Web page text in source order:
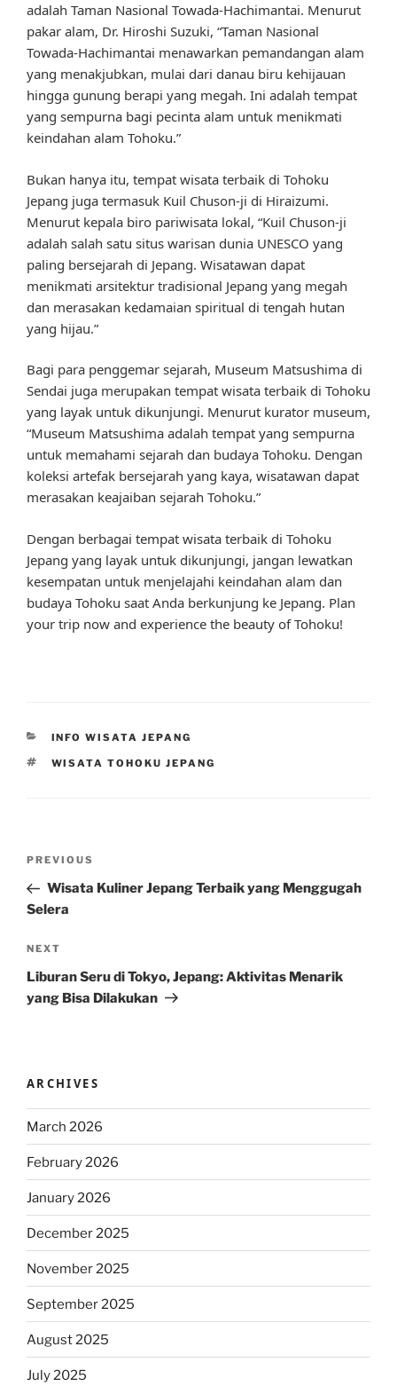
adalah Taman Nasional Towada-Hachimantai. Menurut
pakar alam, Dr. Hiroshi Suzuki, “Taman Nasional
Towada-Hachimantai menawarkan pemandangan alam
yang menakjubkan, mulai dari danau biru kehijauan
hingga gunung berapi yang megah. Ini adalah tempat
yang sempurna bagi pecinta alam untuk menikmati
keindahan alam Tohoku.”
Bukan hanya itu, tempat wisata terbaik di Tohoku
Jepang juga termasuk Kuil Chuson-ji di Hiraizumi.
Menurut kepala biro pariwisata lokal, “Kuil Chuson-ji
adalah salah satu situs warisan dunia UNESCO yang
paling bersejarah di Jepang. Wisatawan dapat
menikmati arsitektur tradisional Jepang yang megah
dan merasakan kedamaian spiritual di tengah hutan
yang hijau.”
Bagi para penggemar sejarah, Museum Matsushima di
Sendai juga merupakan tempat wisata terbaik di Tohoku
yang layak untuk dikunjungi. Menurut kurator museum,
“Museum Matsushima adalah tempat yang sempurna
untuk memahami sejarah dan budaya Tohoku. Dengan
koleksi artefak bersejarah yang kaya, wisatawan dapat
merasakan keajaiban sejarah Tohoku.”
Dengan berbagai tempat wisata terbaik di Tohoku
Jepang yang layak untuk dikunjungi, jangan lewatkan
kesempatan untuk menjelajahi keindahan alam dan
budaya Tohoku saat Anda berkunjung ke Jepang. Plan
your trip now and experience the beauty of Tohoku!
CATEGORIES
INFO WISATA JEPANG
TAGS
WISATA TOHOKU JEPANG
Previous
Post
PREVIOUS
Wisata Kuliner Jepang Terbaik yang Menggugah
Selera
Next
Post
NEXT
Liburan Seru di Tokyo, Jepang: Aktivitas Menarik
yang Bisa Dilakukan
ARCHIVES
March 2026
February 2026
January 2026
December 2025
November 2025
September 2025
August 2025
July 2025